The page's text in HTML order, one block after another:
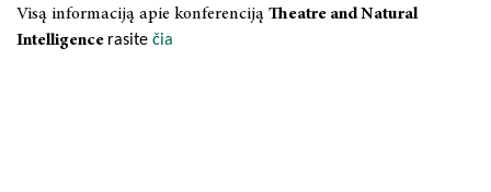
Visą informaciją apie konferenciją Theatre and Natural
Intelligence rasite čia